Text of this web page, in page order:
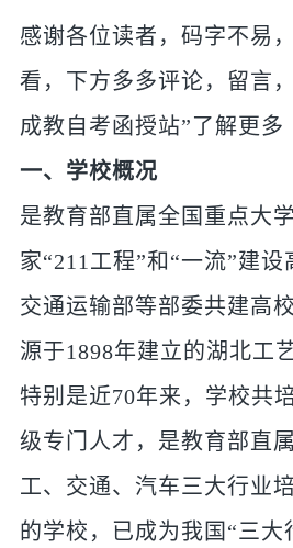
感谢各位读者，码字不易
看，下方多多评论，留言
成教自考函授站”了解更多
一、学校概况
是教育部直属全国重点大
家“211工程”和“一流”建
交通运输部等部委共建高
源于1898年建立的湖北工
特别是近70年来，学校共
级专门人才，是教育部直
工、交通、汽车三大行业
的学校，已成为我国“三大